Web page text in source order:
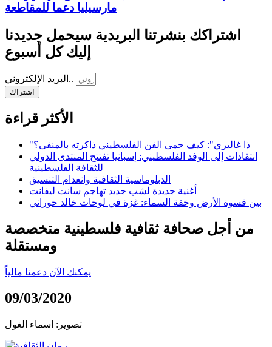
مارسيليا دعما للمقاطعة
اشتراكك بنشرتنا البريدية سيحمل جديدنا
إليك كل أسبوع
البريد الإلكتروني..
اشتراك
الأكثر قراءة
"ذا غاليري": كيف حمى الفن الفلسطيني ذاكرته بالمنفى؟
انتقادات إلى الوفد الفلسطيني: إسبانيا تفتتح المنتدى الدولي
للثقافة الفلسطينية
الدبلوماسية الثقافية وانعدام التنسيق
أغنية جديدة لشب جديد تهاجم سانت ليفانت
بين قسوة الأرض وخفة السماء: غزة في لوحات خالد حوراني
من أجل صحافة ثقافية فلسطينية متخصصة
ومستقلة
يمكنك الآن دعمنا مالياً
09/03/2020
تصوير: اسماء الغول